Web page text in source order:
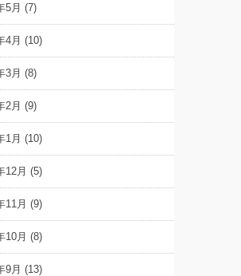
5月 (7)
4月 (10)
3月 (8)
2月 (9)
1月 (10)
12月 (5)
11月 (9)
10月 (8)
9月 (13)